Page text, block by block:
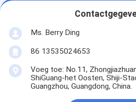
Ms. Berry Ding
86 13535024653
Voeg toe: No.11,
ShiGuang-het Oosten, Shiji-
Guangzhou, Guangdong, China.